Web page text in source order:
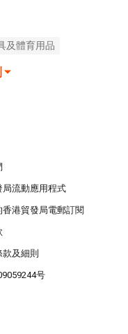
及體育用品
局流動應用程式
香港貿發局電郵訂閱
及細則
号